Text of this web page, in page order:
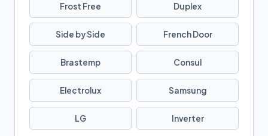
Frost Free Duplex
Side by Side French Door
Brastemp Consul
Electrolux Samsung
LG Inverter